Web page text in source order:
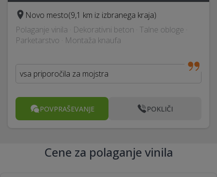
Novo mesto(9,1 km iz izbranega kraja)
Polaganje vinila · Dekorativni beton · Talne obloge ·
Parketarstvo · Montaža knaufa
vsa priporočila za mojstra
POVPRAŠEVANJE POKLIČI
Cene za polaganje vinila